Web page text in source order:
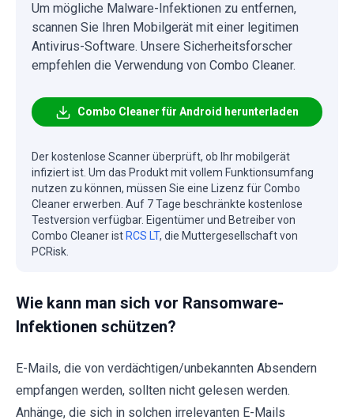
Um mögliche Malware-Infektionen zu entfernen,
scannen Sie Ihren Mobilgerät mit einer legitimen
Antivirus-Software. Unsere Sicherheitsforscher
empfehlen die Verwendung von Combo Cleaner.
Combo Cleaner für Android herunterladen
Der kostenlose Scanner überprüft, ob Ihr mobilgerät
infiziert ist. Um das Produkt mit vollem Funktionsumfang
nutzen zu können, müssen Sie eine Lizenz für Combo
Cleaner erwerben. Auf 7 Tage beschränkte kostenlose
Testversion verfügbar. Eigentümer und Betreiber von
Combo Cleaner ist RCS LT, die Muttergesellschaft von
PCRisk.
Wie kann man sich vor Ransomware-
Infektionen schützen?
E-Mails, die von verdächtigen/unbekannten Absendern
empfangen werden, sollten nicht gelesen werden.
Anhänge, die sich in solchen irrelevanten E-Mails